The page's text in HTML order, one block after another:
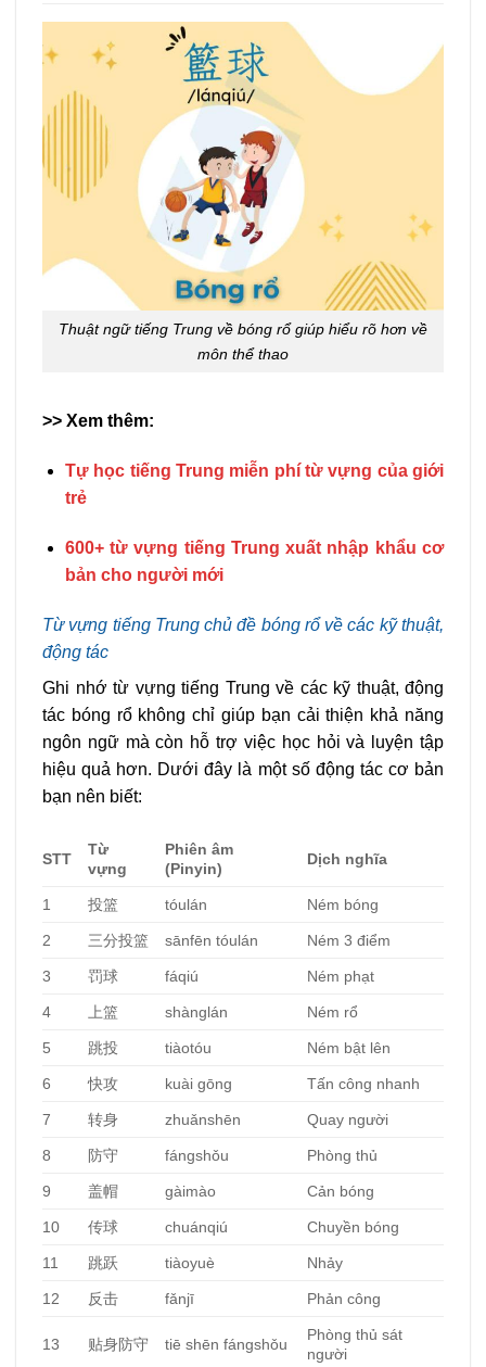
Thuật ngữ tiếng Trung về bóng rổ giúp hiểu rõ hơn về
môn thể thao
>> Xem thêm:
Tự học tiếng Trung miễn phí từ vựng của giới
trẻ
600+ từ vựng tiếng Trung xuất nhập khẩu cơ
bản cho người mới
Từ vựng tiếng Trung chủ đề bóng rổ về các kỹ thuật,
động tác
Ghi nhớ từ vựng tiếng Trung về các kỹ thuật, động
tác bóng rổ không chỉ giúp bạn cải thiện khả năng
ngôn ngữ mà còn hỗ trợ việc học hỏi và luyện tập
hiệu quả hơn. Dưới đây là một số động tác cơ bản
bạn nên biết:
STT
Từ
vựng
Phiên âm
(Pinyin)
Dịch nghĩa
1 投篮 tóulán Ném bóng
2 三分投篮 sānfēn tóulán Ném 3 điểm
3 罚球 fáqiú Ném phạt
4 上篮 shànglán Ném rổ
5 跳投 tiàotóu Ném bật lên
6 快攻 kuài gōng Tấn công nhanh
7 转身 zhuǎnshēn Quay người
8 防守 fángshǒu Phòng thủ
9 盖帽 gàimào Cản bóng
10 传球 chuánqiú Chuyền bóng
11 跳跃 tiàoyuè Nhảy
12 反击 fǎnjī Phản công
13 贴身防守 tiē shēn fángshǒu
Phòng thủ sát
người